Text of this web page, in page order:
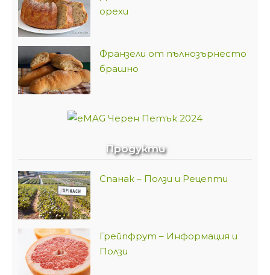
орехи
Франзели от пълнозърнесто
брашно
Продукти
Спанак – Ползи и Рецепти
Грейпфрут – Информация и
Ползи